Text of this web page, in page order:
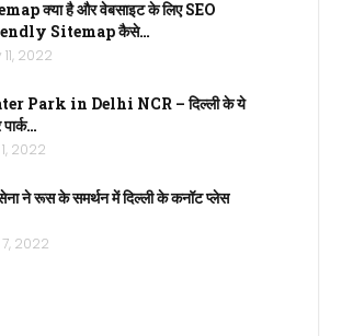
क्या है और वेबसाइट के लिए SEO
Sitemap कैसे…
2022
Park in Delhi NCR – दिल्ली के ये
पार्क…
2022
ने रूस के समर्थन में दिल्ली के कनॉट प्लेस
2022